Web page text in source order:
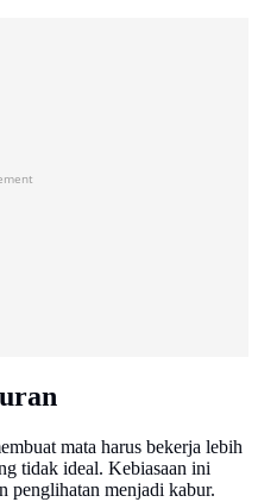
mata harus bekerja lebih
tidak ideal. Kebiasaan ini
penglihatan menjadi kabur.